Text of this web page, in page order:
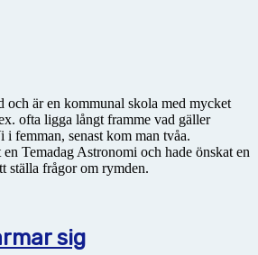
och är en kommunal skola med mycket
ofta ligga långt framme vad gäller
femman, senast kom man tvåa.
Temadag Astronomi och hade önskat en
ställa frågor om rymden.
sig